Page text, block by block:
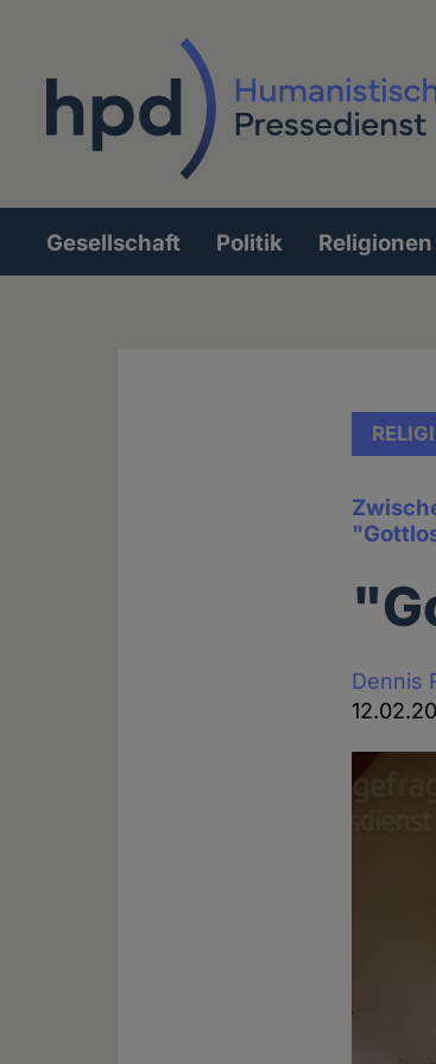
Hauptnavigation
Gesellschaft Politik Religionen
Dennis